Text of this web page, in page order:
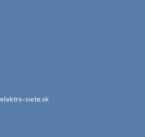
elektro-siete.sk